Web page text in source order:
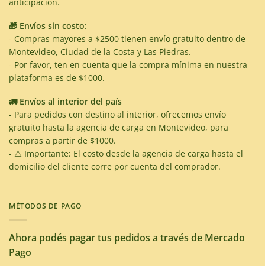
🎁 Envíos sin costo:
- Compras mayores a $2500 tienen envío gratuito dentro de
Montevideo, Ciudad de la Costa y Las Piedras.
- Por favor, ten en cuenta que la compra mínima en nuestra
plataforma es de $1000.
🚛 Envíos al interior del país
- Para pedidos con destino al interior, ofrecemos envío
gratuito hasta la agencia de carga en Montevideo, para
compras a partir de $1000.
- ⚠️ Importante: El costo desde la agencia de carga hasta el
domicilio del cliente corre por cuenta del comprador.
MÉTODOS DE PAGO
Ahora podés pagar tus pedidos a través de Mercado
Pago